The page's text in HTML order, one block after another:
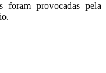
foram provocadas pela